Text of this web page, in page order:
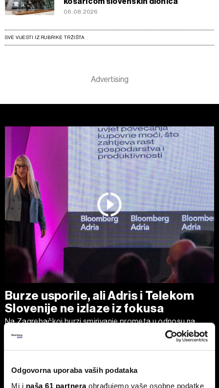
Odgovorna uporaba vaših podataka
Mi i naša 61 partneraobrađujemo vaše osobne podatke
06.08.2026
SVE VIJESTI IZ RUBRIKE TRŽIŠTA
Burze usporile, ali Adris i Telekom
Slovenije ne izlaze iz fokusa
Na Zagrebačkoj burzi smirivanje prometa u odnosu na